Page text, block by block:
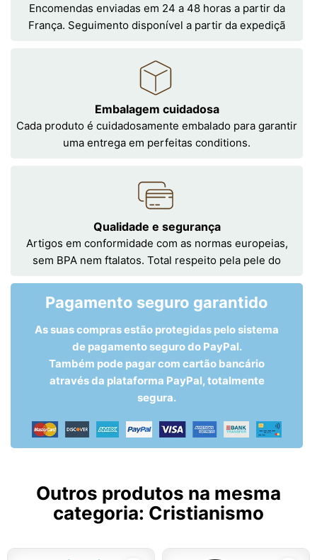
Encomendas enviadas em 24 a 48 horas a partir da
França. Seguimento disponível a partir da expediçã
Embalagem cuidadosa
Cada produto é cuidadosamente embalado para garantir
uma entrega em perfeitas conditions.
Qualidade e segurança
Artigos em conformidade com as normas europeias,
sem BPA nem ftalatos. Total respeito pela pele do
Pagamento seguro garantido
As suas compras estão protegidas pelo sistema
de pagamento seguro do PayPal.
Também pode pagar com cartão bancário
através da plataforma PayPal, totalmente
segura.
Outros produtos na mesma
categoria: Cristianismo